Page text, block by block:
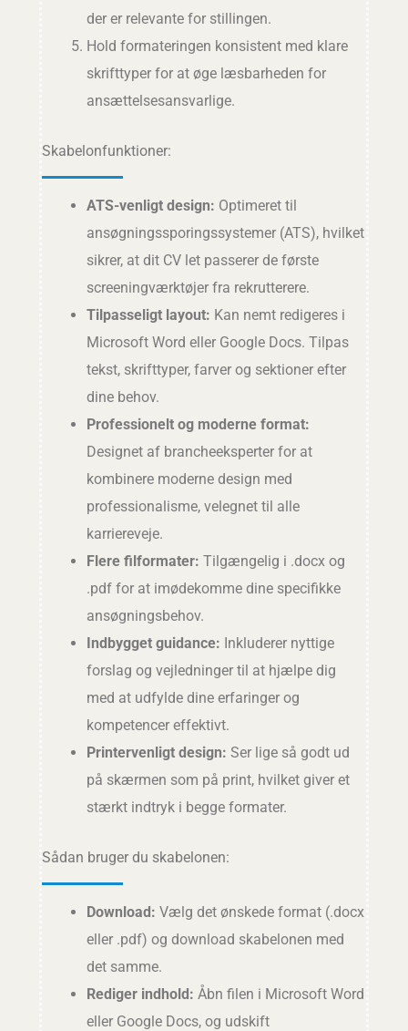
der er relevante for stillingen.
Hold formateringen konsistent med klare
skrifttyper for at øge læsbarheden for
ansættelsesansvarlige.
Skabelonfunktioner:
ATS-venligt design: Optimeret til
ansøgningssporingssystemer (ATS), hvilket
sikrer, at dit CV let passerer de første
screeningværktøjer fra rekrutterere.
Tilpasseligt layout: Kan nemt redigeres i
Microsoft Word eller Google Docs. Tilpas
tekst, skrifttyper, farver og sektioner efter
dine behov.
Professionelt og moderne format:
Designet af brancheeksperter for at
kombinere moderne design med
professionalisme, velegnet til alle
karriereveje.
Flere filformater: Tilgængelig i .docx og
.pdf for at imødekomme dine specifikke
ansøgningsbehov.
Indbygget guidance: Inkluderer nyttige
forslag og vejledninger til at hjælpe dig
med at udfylde dine erfaringer og
kompetencer effektivt.
Printervenligt design: Ser lige så godt ud
på skærmen som på print, hvilket giver et
stærkt indtryk i begge formater.
Sådan bruger du skabelonen:
Download: Vælg det ønskede format (.docx
eller .pdf) og download skabelonen med
det samme.
Rediger indhold: Åbn filen i Microsoft Word
eller Google Docs, og udskift